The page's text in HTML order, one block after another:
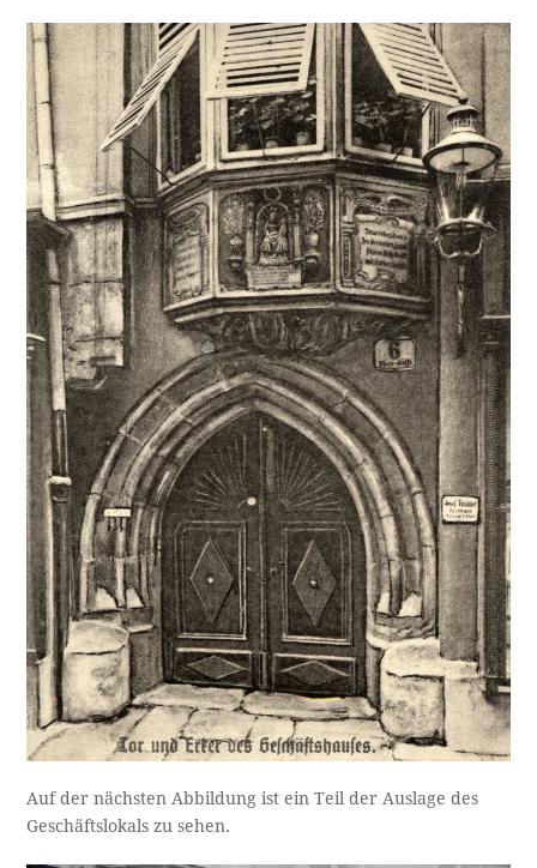
Auf der nächsten Abbildung ist ein Teil der Auslage des
Geschäftslokals zu sehen.